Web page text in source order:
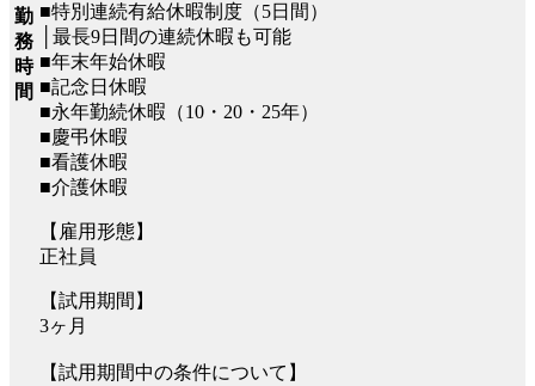
勤
務
時
間
■特別連続有給休暇制度（5日間）
│最長9日間の連続休暇も可能
■年末年始休暇
■記念日休暇
■永年勤続休暇（10・20・25年）
■慶弔休暇
■看護休暇
■介護休暇
【雇用形態】
正社員
【試用期間】
3ヶ月
【試用期間中の条件について】